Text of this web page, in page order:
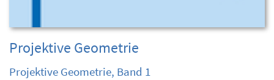
Projektive Geometrie
Projektive Geometrie, Band 1